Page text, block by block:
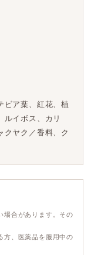
ビア葉、紅花、植
ルイボス、カリ
クヤク／香料、ク
場合があります。その
方、医薬品を服用中の